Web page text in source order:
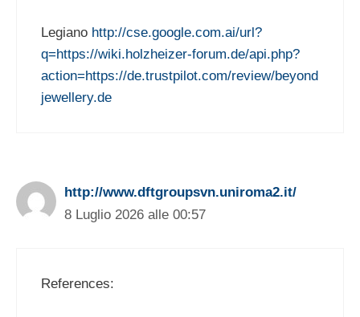
Legiano http://cse.google.com.ai/url?
q=https://wiki.holzheizer-forum.de/api.php?
action=https://de.trustpilot.com/review/beyond
jewellery.de
http://www.dftgroupsvn.uniroma2.it/
8 Luglio 2026 alle 00:57
References: